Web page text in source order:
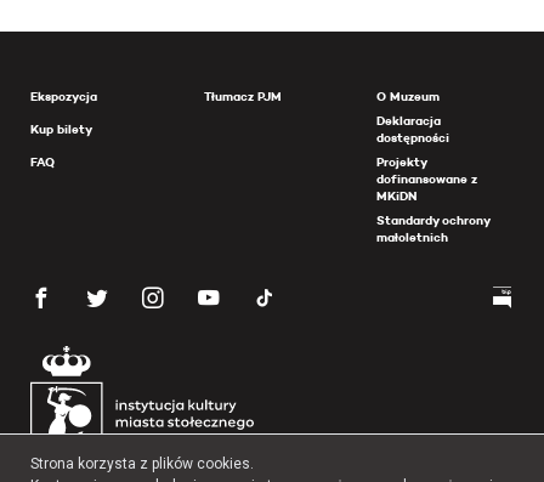
Ekspozycja
Kup bilety
FAQ
Tłumacz PJM
O Muzeum
Deklaracja
dostępności
Projekty
dofinansowane z
MKiDN
Standardy ochrony
małoletnich
Strona korzysta z plików cookies.